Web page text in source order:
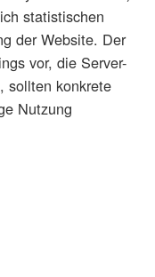
statistischen
der Website. Der
vor, die Server-
sollten konkrete
Nutzung